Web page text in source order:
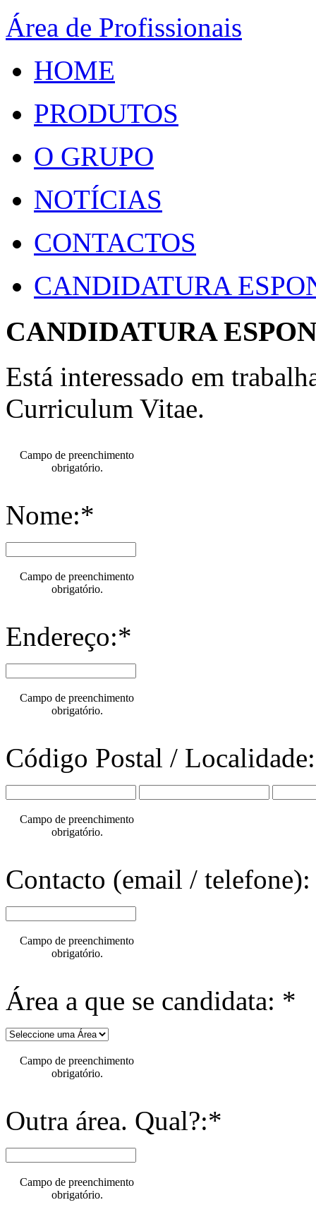
Área de Profissionais
HOME
PRODUTOS
O GRUPO
NOTÍCIAS
CONTACTOS
CANDIDATURA
CANDIDATURA
Está interessado em
Curriculum Vitae.
Campo de preenchimento
obrigatório.
Nome:*
Campo de preenchimento
obrigatório.
Endereço:*
Campo de preenchimento
obrigatório.
Código Postal /
Campo de preenchimento
obrigatório.
Contacto (email /
Campo de preenchimento
obrigatório.
Área a que se candidata: *
Campo de preenchimento
obrigatório.
Outra área. Qual?:*
Campo de preenchimento
obrigatório.